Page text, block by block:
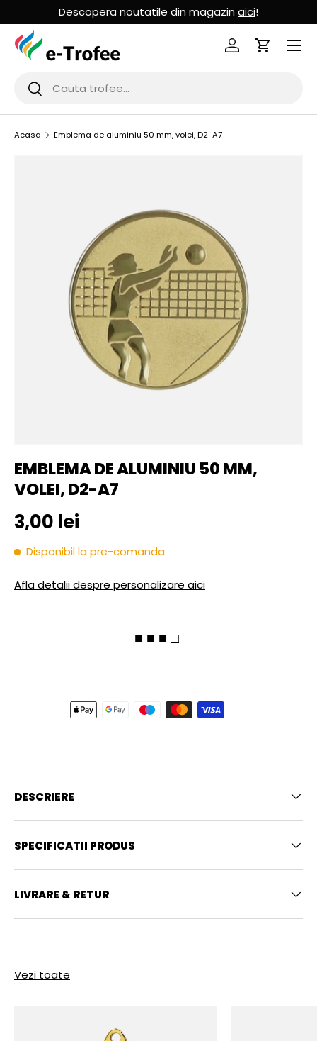
MERGI LA CONTINUT
Descopera noutatile din magazin aici!
Cauta
Cauta
Logheaza-te
Cos de
Acasa Emblema de aluminiu 50 mm, volei, D2-A7
EMBLEMA DE ALUMINIU 50 MM,
VOLEI, D2-A7
Pret initial
3,00 lei
Disponibil la pre-comanda
Afla detalii despre personalizare aici
■ ■ ■ □
DESCRIERE
SPECIFICATII PRODUS
LIVRARE & RETUR
Vezi toate